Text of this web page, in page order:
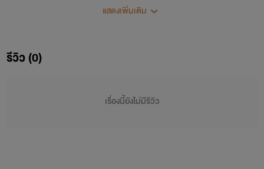
วิชาการภาษาหรือแม้แต่กีฬาผู้ที่ได้ขึ้นเป็นอันดับหนึ่งนั้นไม่
และคนที่ได้ที่หนึ่งไปครองนั้นนะหรอก็คนที่ชื่อว่า "อาคาชิ
แสดงเพิ่มเติม
รีวิว (0)
เรื่องนี้ยังไม่มีรีวิว